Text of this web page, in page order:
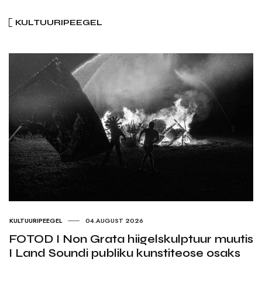
KULTUURIPEEGEL
KULTUURIPEEGEL 04.AUGUST 2026
FOTOD I Non Grata hiigelskulptuur muutis
I Land Soundi publiku kunstiteose osaks